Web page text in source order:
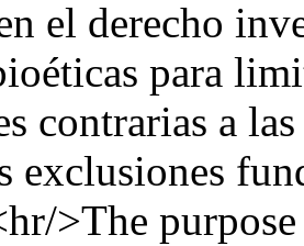
el derecho
para
contrarias a
exclusiones
>The